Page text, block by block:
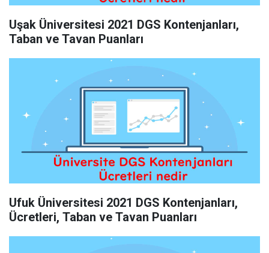
Uşak Üniversitesi 2021 DGS Kontenjanları,
Taban ve Tavan Puanları
Ufuk Üniversitesi 2021 DGS Kontenjanları,
Ücretleri, Taban ve Tavan Puanları